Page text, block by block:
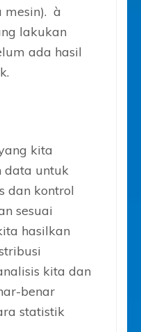
mesin). à
lakukan
ada hasil
kita
data untuk
dan kontrol
sesuai
hasilkan
kita dan
benar
statistik